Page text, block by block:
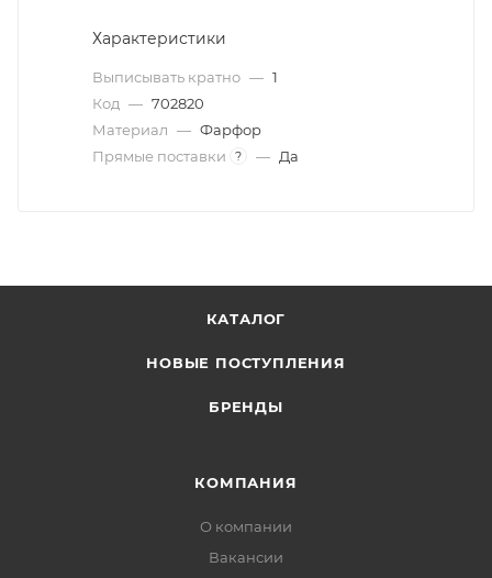
Характеристики
Выписывать кратно — 1
Код — 702820
Материал — Фарфор
Прямые поставки
? — Да
КАТАЛОГ
НОВЫЕ ПОСТУПЛЕНИЯ
БРЕНДЫ
КОМПАНИЯ
О компании
Вакансии